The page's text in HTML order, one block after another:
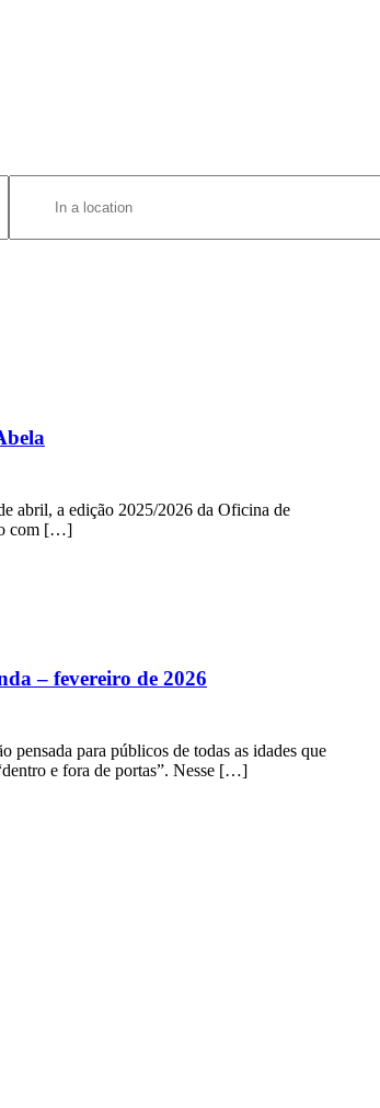
Location.
Search
abril, a edição 2025/2026 da Oficina de
com […]
– fevereiro de 2026
pensada para públicos de todas as idades que
e fora de portas”. Nesse […]